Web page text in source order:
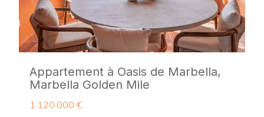
Appartement à Oasis de Marbella,
Marbella Golden Mile
1.120.000 €